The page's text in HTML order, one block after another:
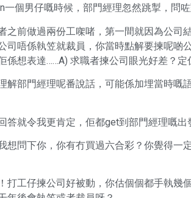
一個男仔嘅時候，部門經理忽然跳掣，問
之前做過兩份工㗎啫，第一間就因為公司
司唔係執笠就裁員，你當時點解要揀呢啲
係想表達……A) 求職者揀公司眼光好差？定
解部門經理呢番說話，可能係加埋當時嘅
答就令我更肯定，佢都get到部門經理嘅出
想問下你，你有冇買過六合彩？你覺得一
打工仔揀公司好被動，你估個個都手執